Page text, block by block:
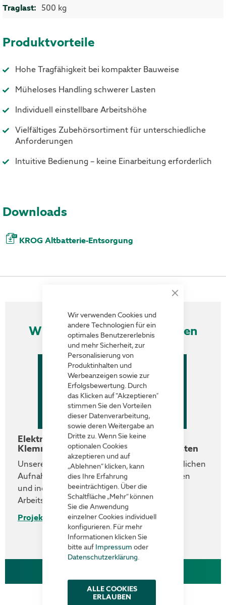
Close
Wir verwenden Cookies und
andere Technologien für ein
optimales Benutzererlebnis
und mehr Sicherheit, zur
Personalisierung von
Produktinhalten und
Werbeanzeigen sowie zur
Erfolgsbewertung. Durch
das Klicken auf "Akzeptieren"
stimmen Sie den Vorteilen
dieser Datenverarbeitung,
sowie deren Weitergabe an
Dritte zu. Wenn Sie keine
optionalen Cookies
akzeptieren und auf
„Ablehnen“ klicken, kann
dies Ihre Erfahrung
beeinträchtigen. Über die
Schaltfläche „Mehr“ können
Sie die Anwendung
einzelner Cookies individuell
konfigurieren. Für mehr
Informationen klicken Sie
bitte auf Impressum oder
Datenschutzerklärung.
ALLE COOKIES
ERLAUBEN
500 kg
Produktvorteile
Hohe Tragfähigkeit bei kompakter Bauweise
Müheloses Handling schwerer Lasten
Individuell einstellbare Arbeitshöhe
Vielfältiges Zubehörsortiment für unterschiedliche
Anforderungen
Intuitive Bedienung – keine Einarbeitung erforderlich
Downloads
KROG Altbatterie-Entsorgung
Wissenswertes & Referenzen
Elektrokleinstapler HR500 mit
Klemmhalterung für Schäfer Stapelkästen
Unsere Kleinstapler können mit unterschiedlichen
Aufnahmevorrichtungen ausgestattet werden
und individuell an die Gegebenheiten im
Arbeitsumfeld angepasst werden.
Projekt ansehen